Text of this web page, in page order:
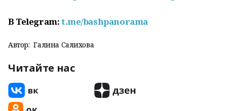
В Telegram:t.me/bashpanorama
Автор: Галина Салихова
Читайте нас